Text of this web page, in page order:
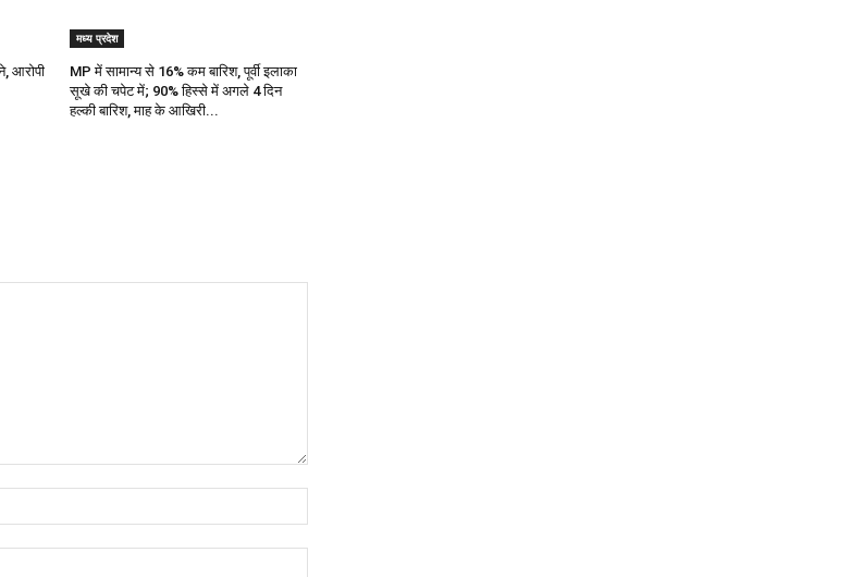
आरोपी
मध्य प्रदेश
MP में सामान्य से 16% कम बारिश, पूर्वी इलाका
सूखे की चपेट में; 90% हिस्से में अगले 4 दिन
हल्की बारिश, माह के आखिरी...